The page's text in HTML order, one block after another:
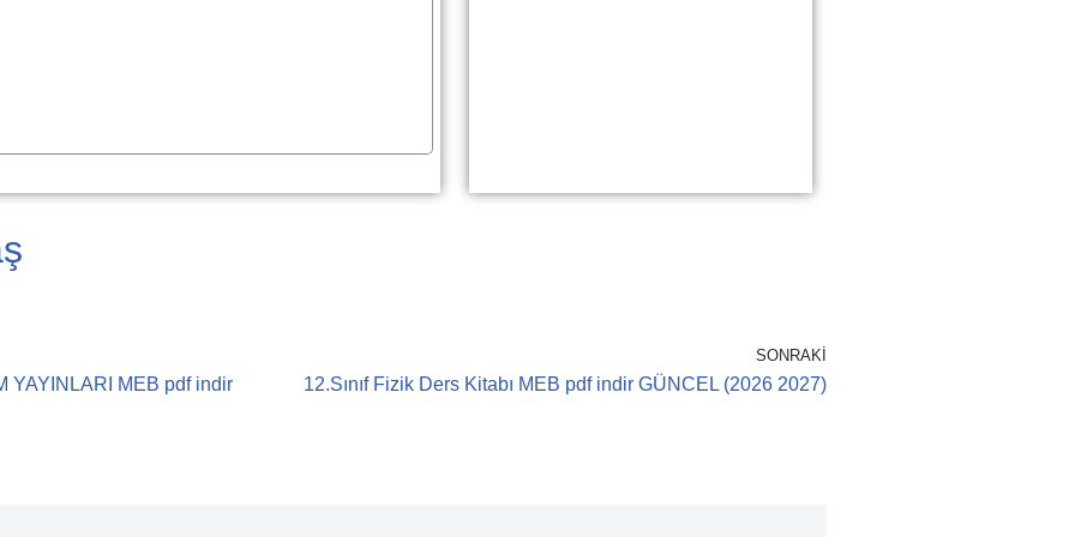
YAYINLARI MEB pdf indir
SONRAKI
12.Sınıf Fizik Ders Kitabı MEB pdf indir GÜNCEL (2026 2027)